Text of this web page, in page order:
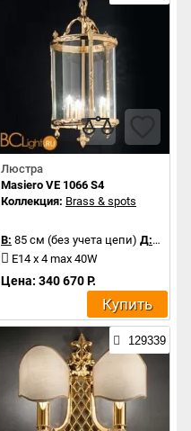
Люстра
Masiero VE 1066 S4
Коллекция: Brass & spots
В: 85 см (без учета цепи) Д:44 см
E14 x 4 max 40W
Цена: 340 670 Р.
Купить
129339